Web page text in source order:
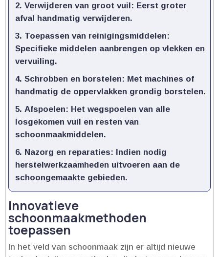
Verwijderen van groot vuil: Eerst groter
afval handmatig verwijderen.​
Toepassen van reinigingsmiddelen:
Specifieke middelen aanbrengen op vlekken en
vervuiling.​
Schrobben en borstelen: Met machines of
handmatig de oppervlakken grondig borstelen.​
Afspoelen: Het wegspoelen van alle
losgekomen vuil en resten van
schoonmaakmiddelen.​
Nazorg en reparaties: Indien nodig
herstelwerkzaamheden uitvoeren aan de
schoongemaakte gebieden.​
Innovatieve
schoonmaakmethoden
toepassen
In het veld van schoonmaak zijn er altijd nieuwe